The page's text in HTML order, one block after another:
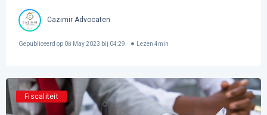
Cazimir Advocaten
Gepubliceerd op 08 May 2023 bij 04:29 Lezen 4min
Fiscaliteit